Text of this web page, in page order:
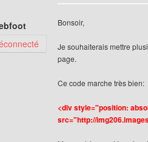
Voir le profil de l'utilisateur
Bonsoir,
Je souhaiterais mettre
page.
Ce code marche très bien:
<div style="position:
src="http://